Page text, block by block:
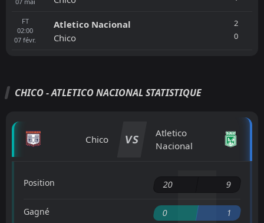
FT
02:00
07 févr.
Atletico Nacional
Chico
2
0
CHICO - ATLETICO NACIONAL STATISTIQUE
Chico VS
Atletico
Nacional
Position 20 9
Gagné 0 1